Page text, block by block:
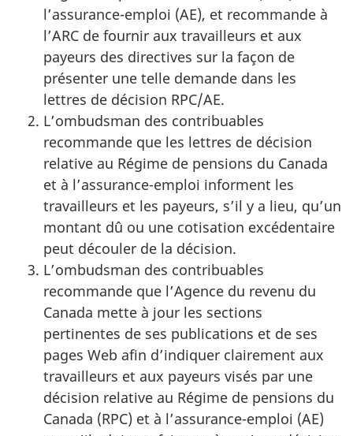
l’assurance-emploi (AE), et recommande à
l’ARC de fournir aux travailleurs et aux
payeurs des directives sur la façon de
présenter une telle demande dans les
lettres de décision RPC/AE.
L’ombudsman des contribuables
recommande que les lettres de décision
relative au Régime de pensions du Canada
et à l’assurance-emploi informent les
travailleurs et les payeurs, s’il y a lieu, qu’un
montant dû ou une cotisation excédentaire
peut découler de la décision.
L’ombudsman des contribuables
recommande que l’Agence du revenu du
Canada mette à jour les sections
pertinentes de ses publications et de ses
pages Web afin d’indiquer clairement aux
travailleurs et aux payeurs visés par une
décision relative au Régime de pensions du
Canada (RPC) et à l’assurance-emploi (AE)